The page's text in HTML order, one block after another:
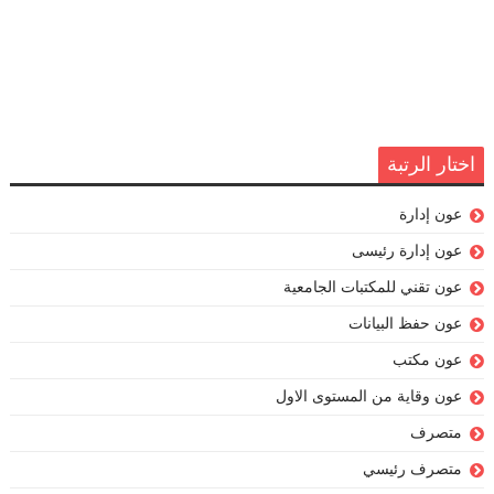
اختار الرتبة
عون إدارة
عون إدارة رئيسى
عون تقني للمكتبات الجامعية
عون حفظ البيانات
عون مكتب
عون وقاية من المستوى الاول
متصرف
متصرف رئيسي